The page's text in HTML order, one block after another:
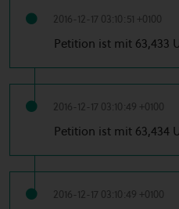
2016-12-17 03:10:51 +0100
Petition ist mit 63,433
2016-12-17 03:10:49 +0100
Petition ist mit 63,434
2016-12-17 03:10:49 +0100